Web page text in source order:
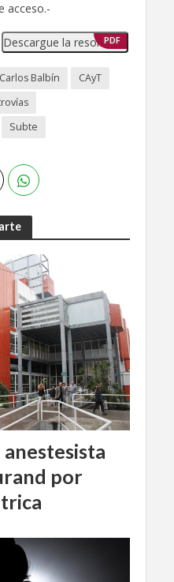
acceso.-
Descargue la resolución
PDF
Carlos Balbín
CAyT
Subte
por